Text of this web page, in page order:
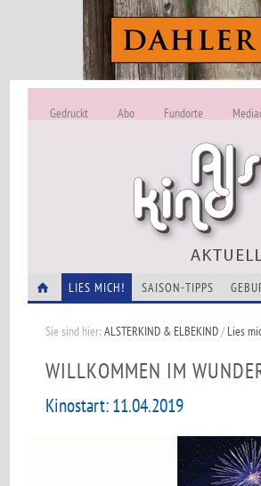
Gedruckt Abo Fundorte
LIES MICH! SAISON-TIPPS
Sie sind hier:ALSTERKIND & ELBEKIND/Lies
WILLKOMMEN IM
Kinostart: 11.04.2019